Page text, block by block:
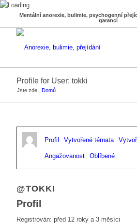
Mentální anorexie, bulimie, psychogenní
garancí
Profile for User: tokki
Jste zde: Domů
Profil Vytvořené témata
Angažovanost Oblíbené
@TOKKI
Profil
Registrován: před 12 roky a 3 měsíci